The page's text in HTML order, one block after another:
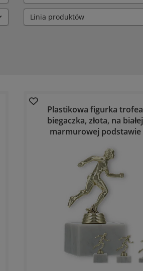
Linia produktów
Plastikowa figurka trofea
biegaczka, złota, na białej
marmurowej podstawie